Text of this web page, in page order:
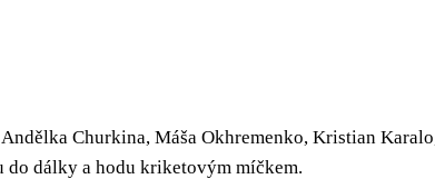
Churkina, Máša Okhremenko, Kristian
dálky a hodu kriketovým míčkem.